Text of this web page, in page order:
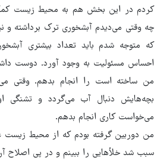
کردم در این بخش هم به محیط زیست
چه وقتی می‌دیدم آبشخوری ترک برداشته و
که متوجه شدم باید تعداد بیشتری
احساس مسئولیت به وجود آورد. دوست
من ساخته است را انجام بدهم. وقتی
بچه‌هایش دنبال آب می‌گردد و تشنگی
می‌خواست کاری انجام بدهم.
من دوربین گرفته بودم که از محیط زیست
سبب شد خلأ‌هایی را ببینم و در پی اصلاح